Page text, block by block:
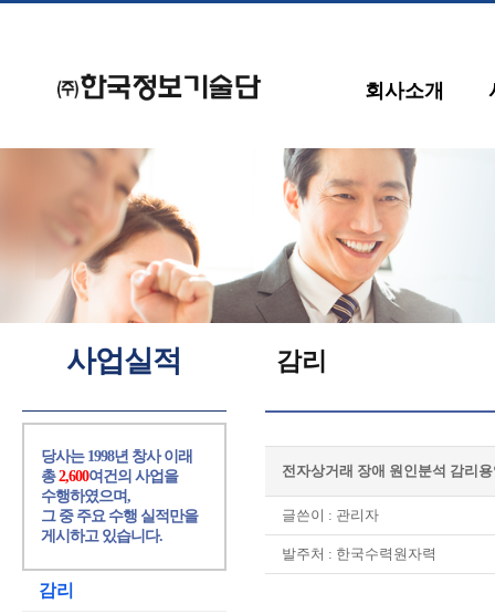
회사소개
감리
전자상거래 장애 원인분석 감리
글쓴이 : 관리자
발주처 : 한국수력원자력
사업실적
당사는 1998년 창사 이래
총2,600여건의 사업을
수행하였으며,
그 중 주요 수행 실적만을
게시하고 있습니다.
감리